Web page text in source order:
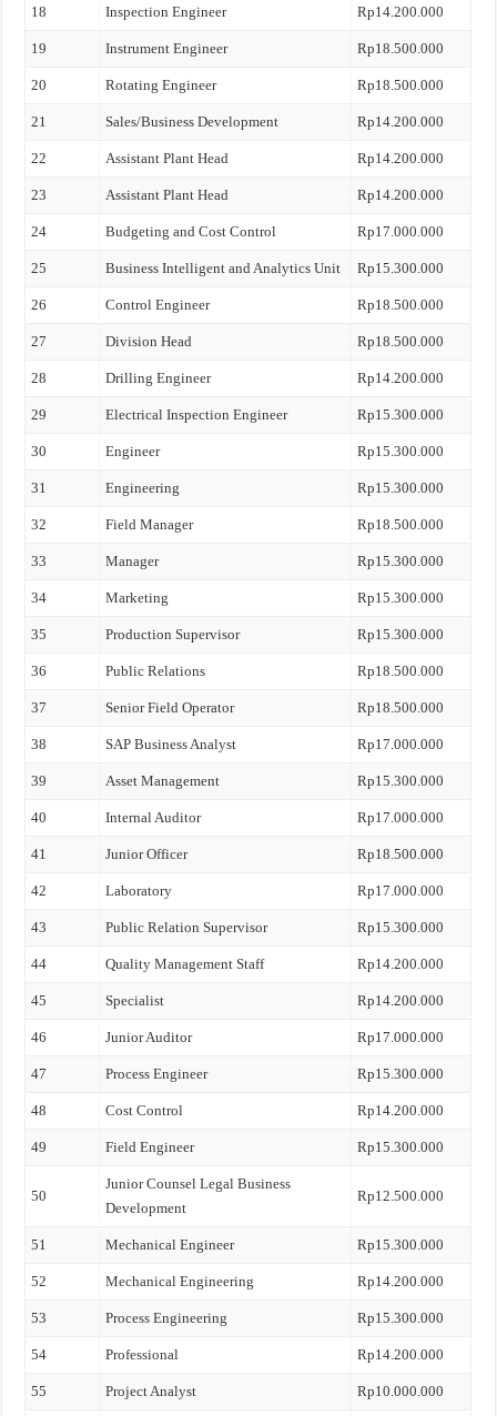
18 Inspection Engineer Rp14.200.000
19 Instrument Engineer Rp18.500.000
20 Rotating Engineer Rp18.500.000
21 Sales/Business Development Rp14.200.000
22 Assistant Plant Head Rp14.200.000
23 Assistant Plant Head Rp14.200.000
24 Budgeting and Cost Control Rp17.000.000
25 Business Intelligent and Analytics Unit Rp15.300.000
26 Control Engineer Rp18.500.000
27 Division Head Rp18.500.000
28 Drilling Engineer Rp14.200.000
29 Electrical Inspection Engineer Rp15.300.000
30 Engineer Rp15.300.000
31 Engineering Rp15.300.000
32 Field Manager Rp18.500.000
33 Manager Rp15.300.000
34 Marketing Rp15.300.000
35 Production Supervisor Rp15.300.000
36 Public Relations Rp18.500.000
37 Senior Field Operator Rp18.500.000
38 SAP Business Analyst Rp17.000.000
39 Asset Management Rp15.300.000
40 Internal Auditor Rp17.000.000
41 Junior Officer Rp18.500.000
42 Laboratory Rp17.000.000
43 Public Relation Supervisor Rp15.300.000
44 Quality Management Staff Rp14.200.000
45 Specialist Rp14.200.000
46 Junior Auditor Rp17.000.000
47 Process Engineer Rp15.300.000
48 Cost Control Rp14.200.000
49 Field Engineer Rp15.300.000
50
Junior Counsel Legal Business
Development
Rp12.500.000
51 Mechanical Engineer Rp15.300.000
52 Mechanical Engineering Rp14.200.000
53 Process Engineering Rp15.300.000
54 Professional Rp14.200.000
55 Project Analyst Rp10.000.000